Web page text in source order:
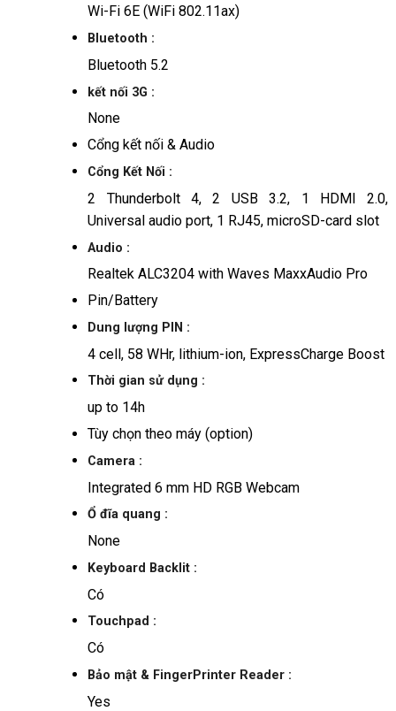
Wi-Fi 6E (WiFi 802.11ax)
Bluetooth :
Bluetooth 5.2
kết nối 3G :
None
Cổng kết nối & Audio
Cổng Kết Nối :
2 Thunderbolt 4, 2 USB 3.2, 1 HDMI 2.0,
Universal audio port, 1 RJ45, microSD-card slot
Audio :
Realtek ALC3204 with Waves MaxxAudio Pro
Pin/Battery
Dung lượng PIN :
4 cell, 58 WHr, lithium-ion, ExpressCharge Boost
Thời gian sử dụng :
up to 14h
Tùy chọn theo máy (option)
Camera :
Integrated 6 mm HD RGB Webcam
Ổ đĩa quang :
None
Keyboard Backlit :
Có
Touchpad :
Có
Bảo mật & FingerPrinter Reader :
Yes